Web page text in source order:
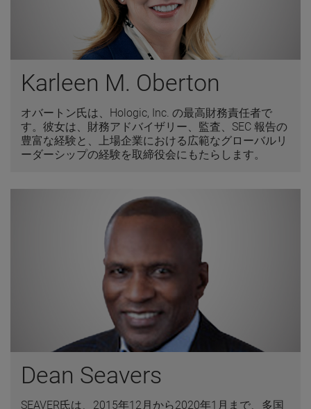
Karleen M. Oberton
オバートン氏は、Hologic, Inc. の最高財務責任者で
す。彼女は、財務アドバイザリー、監査、SEC 報告の
豊富な経験と、上場企業における広範なグローバルリ
ーダーシップの経験を取締役会にもたらします。
Dean Seavers
SEAVER氏は、2015年12月から2020年1月まで、多国